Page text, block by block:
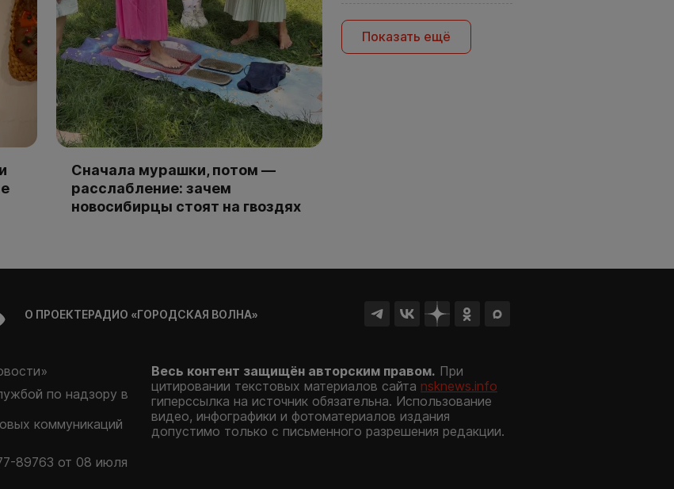
Сначала мурашки, потом —
расслабление: зачем
новосибирцы стоят на гвоздях
Показать ещё
О ПРОЕКТЕРАДИО «ГОРОДСКАЯ ВОЛНА»
по надзору в
коммуникаций
89763 от 08 июля
Весь контент защищён авторским правом. При
цитировании текстовых материалов сайта nsknews.info
гиперссылка на источник обязательна. Использование
видео, инфографики и фотоматериалов издания
допустимо только с письменного разрешения редакции.